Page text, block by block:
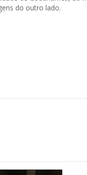
do outro lado.